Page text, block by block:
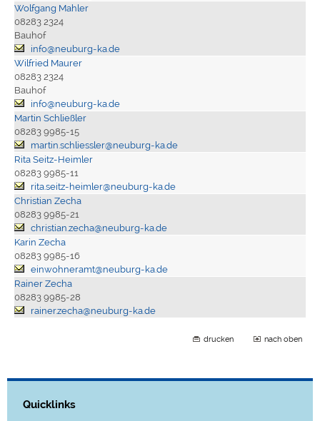
Wolfgang Mahler
08283 2324
Bauhof
info@neuburg-ka.de
Wilfried Maurer
08283 2324
Bauhof
info@neuburg-ka.de
Martin Schließler
08283 9985-15
martin.schliessler@neuburg-ka.de
Rita Seitz-Heimler
08283 9985-11
rita.seitz-heimler@neuburg-ka.de
Christian Zecha
08283 9985-21
christian.zecha@neuburg-ka.de
Karin Zecha
08283 9985-16
einwohneramt@neuburg-ka.de
Rainer Zecha
08283 9985-28
rainer.zecha@neuburg-ka.de
drucken nach oben
Quicklinks